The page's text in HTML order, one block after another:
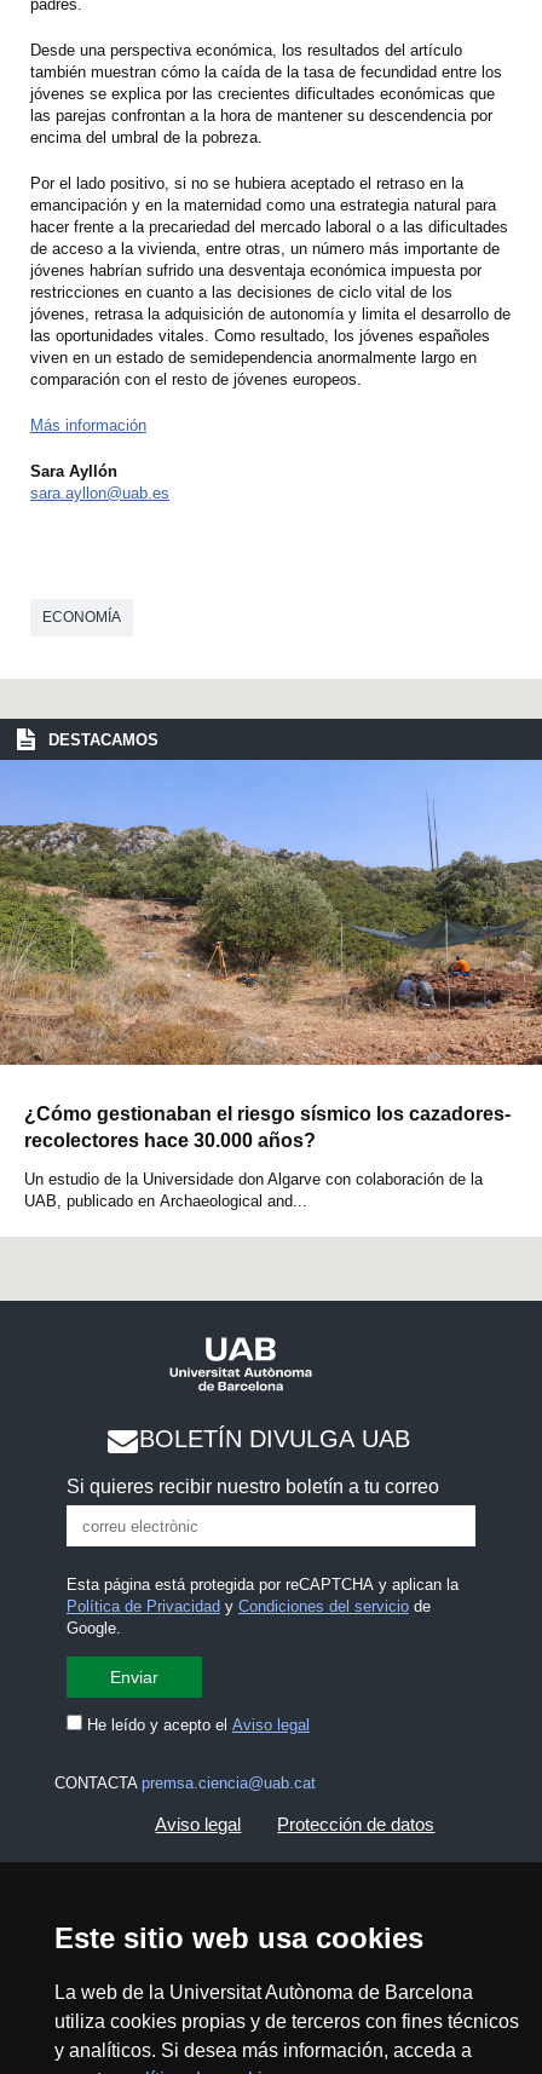
Este sitio web usa cookies
La web de la Universitat Autònoma de Barcelona
utiliza cookies propias y de terceros con fines técnicos
y analíticos. Si desea más información, acceda a
padres.
Desde una perspectiva económica, los resultados del artículo
también muestran cómo la caída de la tasa de fecundidad entre los
jóvenes se explica por las crecientes dificultades económicas que
las parejas confrontan a la hora de mantener su descendencia por
encima del umbral de la pobreza.
Por el lado positivo, si no se hubiera aceptado el retraso en la
emancipación y en la maternidad como una estrategia natural para
hacer frente a la precariedad del mercado laboral o a las dificultades
de acceso a la vivienda, entre otras, un número más importante de
jóvenes habrían sufrido una desventaja económica impuesta por
restricciones en cuanto a las decisiones de ciclo vital de los
jóvenes, retrasa la adquisición de autonomía y limita el desarrollo de
las oportunidades vitales. Como resultado, los jóvenes españoles
viven en un estado de semidependencia anormalmente largo en
comparación con el resto de jóvenes europeos.
Más información
Sara Ayllón
sara.ayllon@uab.es
ECONOMÍA
DESTACAMOS
¿Cómo gestionaban el riesgo sísmico los cazadores-
recolectores hace 30.000 años?
Un estudio de la Universidade don Algarve con colaboración de la
UAB, publicado en Archaeological and...
BOLETÍN DIVULGA UAB
Si quieres recibir nuestro boletín a tu correo
Esta página está protegida por reCAPTCHA y aplican la
Política de Privacidad y Condiciones del serviciode
Google.
He leído y acepto el Aviso legal
CONTACTA premsa.ciencia@uab.cat
Aviso legal Protección de datos
Mapa del web UAB
2026 Divulga UAB - Commons Reconocimiento -
No Comercial (CC BY NC) - ISSN: 2014-6388